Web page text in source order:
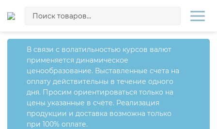
В связи с волатильностью курсов валют
применяется динамическое
ценообразование. Выставленные счета на
оплату действительны в течение одного
дня. Просим ориентироваться только на
цены указанные в счёте. Реализация
продукции и доставка возможна только
при 100% оплате.